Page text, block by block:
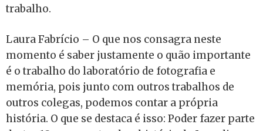
trabalho.
Laura Fabrício – O que nos consagra neste
momento é saber justamente o quão importante
é o trabalho do laboratório de fotografia e
memória, pois junto com outros trabalhos de
outros colegas, podemos contar a própria
história. O que se destaca é isso: Poder fazer parte